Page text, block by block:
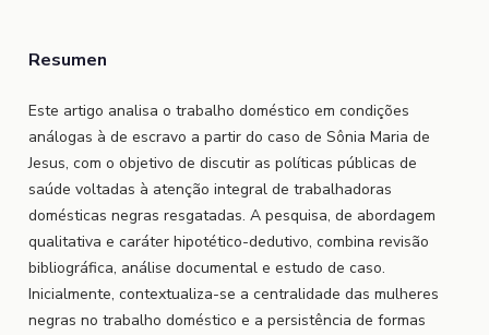
Resumen
Este artigo analisa o trabalho doméstico em condições
análogas à de escravo a partir do caso de Sônia Maria de
Jesus, com o objetivo de discutir as políticas públicas de
saúde voltadas à atenção integral de trabalhadoras
domésticas negras resgatadas. A pesquisa, de abordagem
qualitativa e caráter hipotético-dedutivo, combina revisão
bibliográfica, análise documental e estudo de caso.
Inicialmente, contextualiza-se a centralidade das mulheres
negras no trabalho doméstico e a persistência de formas